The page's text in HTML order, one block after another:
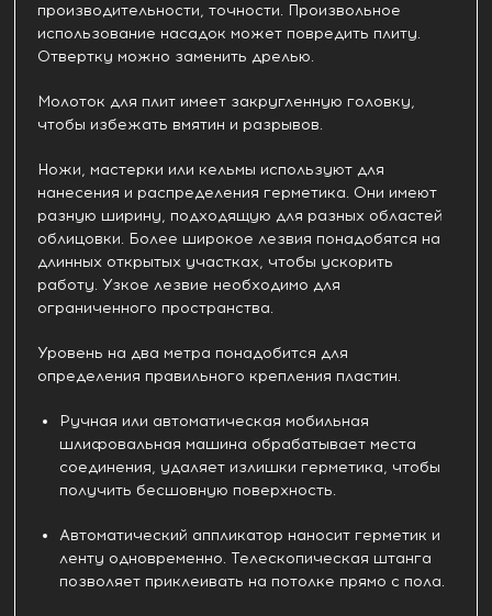
производительности, точности. Произвольное
использование насадок может повредить плиту.
Отвертку можно заменить дрелью.
Молоток для плит имеет закругленную головку,
чтобы избежать вмятин и разрывов.
Ножи, мастерки или кельмы используют для
нанесения и распределения герметика. Они имеют
разную ширину, подходящую для разных областей
облицовки. Более широкое лезвия понадобятся на
длинных открытых участках, чтобы ускорить
работу. Узкое лезвие необходимо для
ограниченного пространства.
Уровень на два метра понадобится для
определения правильного крепления пластин.
Ручная или автоматическая мобильная
шлифовальная машина обрабатывает места
соединения, удаляет излишки герметика, чтобы
получить бесшовную поверхность.
Автоматический аппликатор наносит герметик и
ленту одновременно. Телескопическая штанга
позволяет приклеивать на потолке прямо с пола.